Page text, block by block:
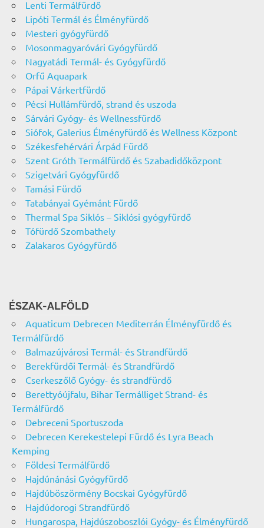
Lenti Termálfürdő
Lipóti Termál és Élményfürdő
Mesteri gyógyfürdő
Mosonmagyaróvári Gyógyfürdő
Nagyatádi Termál- és Gyógyfürdő
Orfű Aquapark
Pápai Várkertfürdő
Pécsi Hullámfürdő, strand és uszoda
Sárvári Gyógy- és Wellnessfürdő
Siófok, Galerius Élményfürdő és Wellness Központ
Székesfehérvári Árpád Fürdő
Szent Gróth Termálfürdő és Szabadidőközpont
Szigetvári Gyógyfürdő
Tamási Fürdő
Tatabányai Gyémánt Fürdő
Thermal Spa Siklós – Siklósi gyógyfürdő
Tófürdő Szombathely
Zalakaros Gyógyfürdő
ÉSZAK-ALFÖLD
Aquaticum Debrecen Mediterrán Élményfürdő és
Termálfürdő
Balmazújvárosi Termál- és Strandfürdő
Berekfürdői Termál- és Strandfürdő
Cserkeszőlő Gyógy- és strandfürdő
Berettyóújfalu, Bihar Termálliget Strand- és
Termálfürdő
Debreceni Sportuszoda
Debrecen Kerekestelepi Fürdő és Lyra Beach
Kemping
Földesi Termálfürdő
Hajdúnánási Gyógyfürdő
Hajdúböszörmény Bocskai Gyógyfürdő
Hajdúdorogi Strandfürdő
Hungarospa, Hajdúszoboszlói Gyógy- és Élményfürdő